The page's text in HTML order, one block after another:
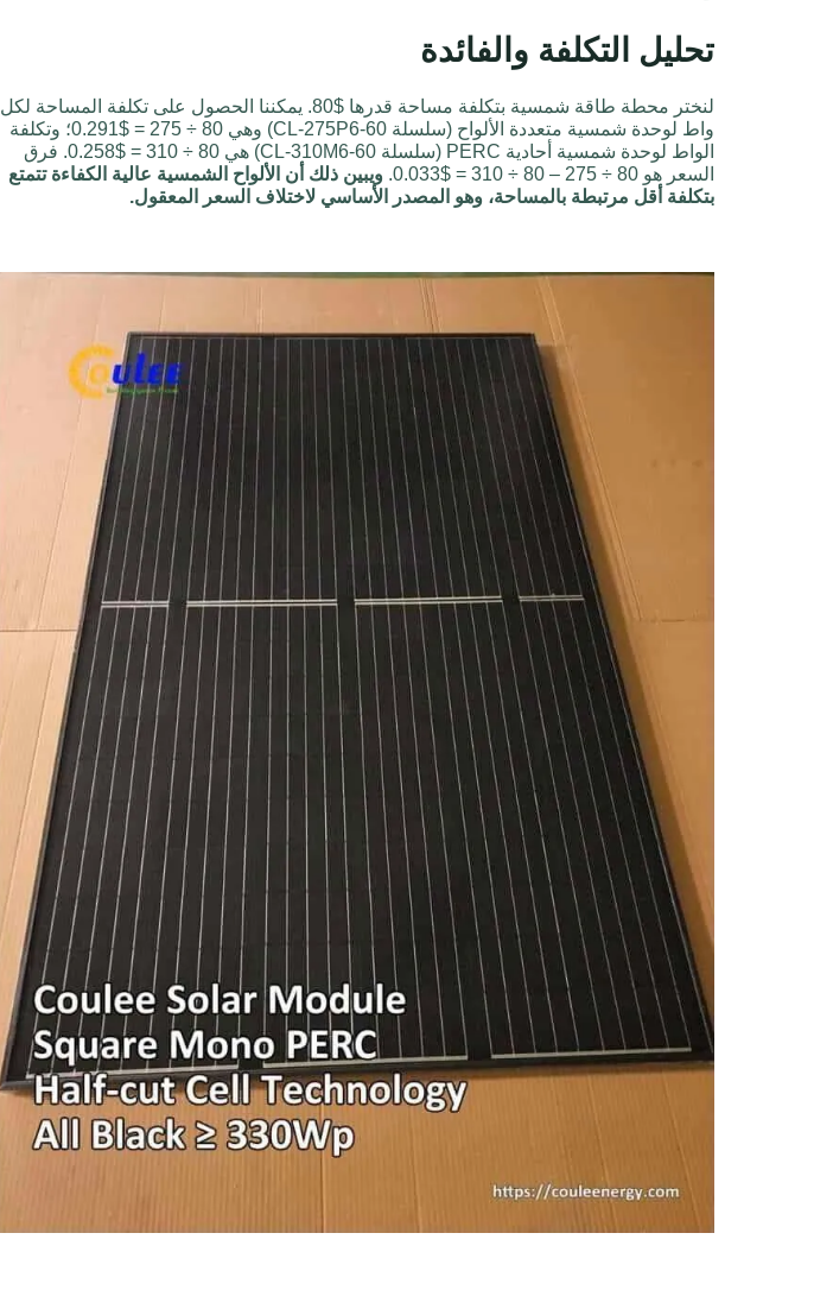
تحليل التكلفة والفائدة
لنختر محطة طاقة شمسية بتكلفة مساحة قدرها $80. يمكننا الحصول على تكلفة المساحة لكل
واط لوحدة شمسية متعددة الألواح (سلسلة CL-275P6-60) وهي 80 ÷ 275 = $0.291؛ وتكلفة
الواط لوحدة شمسية أحادية PERC (سلسلة CL-310M6-60) هي 80 ÷ 310 = $0.258. فرق
السعر هو 80 ÷ 275 – 80 ÷ 310 = $0.033.
ويبين ذلك أن الألواح الشمسية عالية الكفاءة تتمتع
بتكلفة أقل مرتبطة بالمساحة، وهو المصدر الأساسي لاختلاف السعر المعقول.